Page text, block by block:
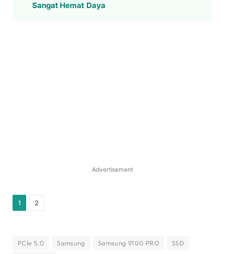
Sangat Hemat Daya
Advertisement
1 2
PCIe 5.0 Samsung Samsung 9100 PRO
SSD